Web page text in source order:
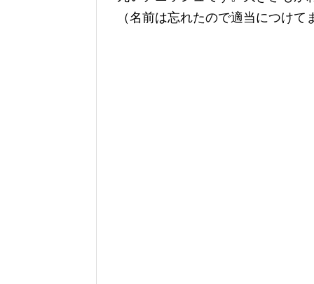
（名前は忘れたので適当につけて